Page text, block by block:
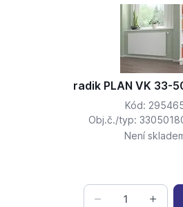
radik PLAN VK 33-
Kód:
Obj.č./typ:
Není